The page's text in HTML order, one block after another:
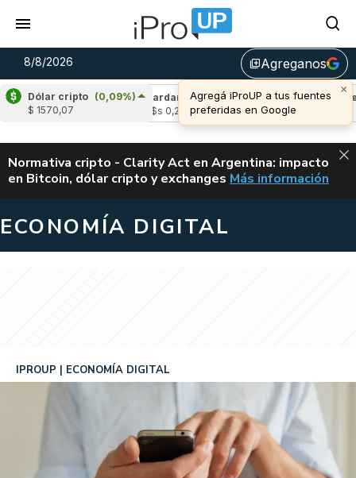
8/8/2026 library_addAgreganos
×
Agregá iProUP a tus fuentes
preferidas en Google
Dólar cripto (0,09%)
$ 1570,07
(2,14%)
Cardano (-0,24%)
u$s 0,20
Avalanche
u$s 6,53
ALERTA
Normativa cripto - Clarity Act en Argentina: impacto
en Bitcoin, dólar cripto y exchanges CLARITY ACT EN
Más información
ECONOMÍA DIGITAL
IPROUP ECONOMÍA DIGITAL